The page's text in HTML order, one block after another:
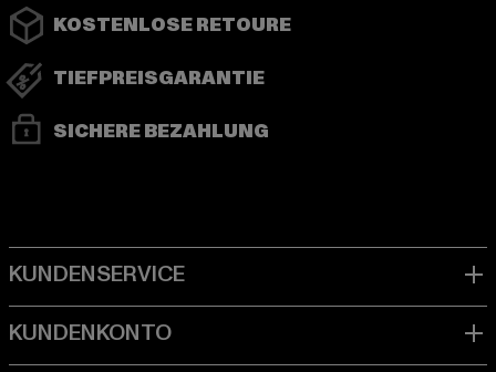
KOSTENLOSE RETOURE
TIEFPREISGARANTIE
SICHERE BEZAHLUNG